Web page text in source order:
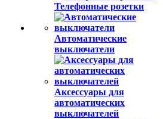
Телефонные розетки
Автоматические
выключатели
Аксессуары для
автоматических
выключателей